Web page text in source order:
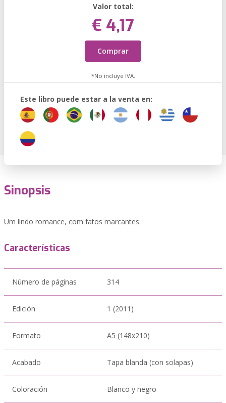
Valor total:
€ 4,17
Comprar
*No incluye IVA.
Este libro puede estar a la venta en:
Sinopsis
Um lindo romance, com fatos marcantes.
Características
Número de páginas 314
Edición 1 (2011)
Formato A5 (148x210)
Acabado Tapa blanda (con solapas)
Coloración Blanco y negro